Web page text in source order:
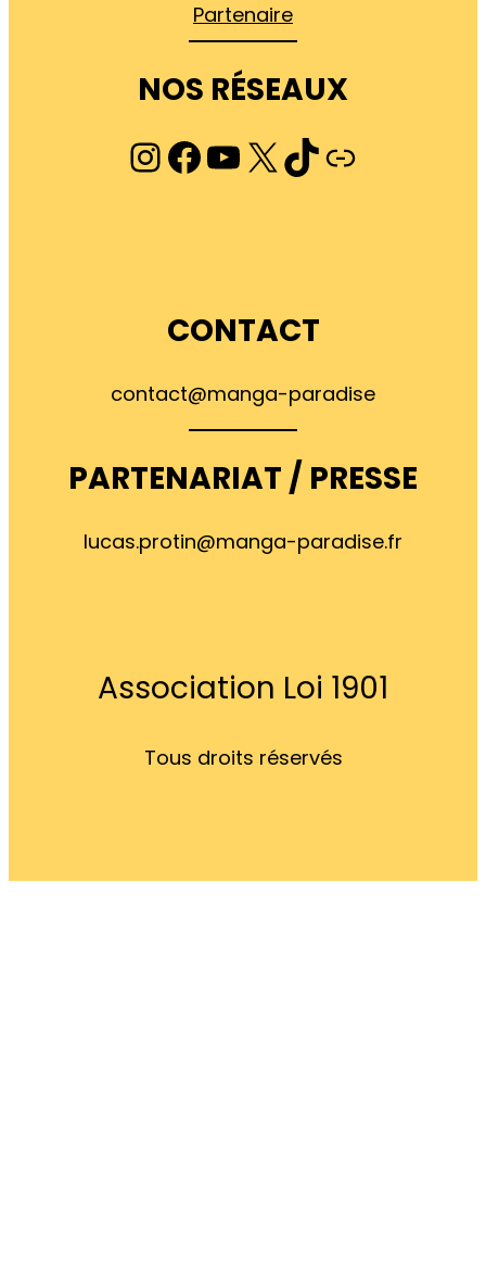
Partenaire
NOS RÉSEAUX
InstagramFacebook YouTube X TikTok Lien
CONTACT
contact@manga-paradise
PARTENARIAT / PRESSE
lucas.protin@manga-paradise.fr
Association Loi 1901
Tous droits réservés